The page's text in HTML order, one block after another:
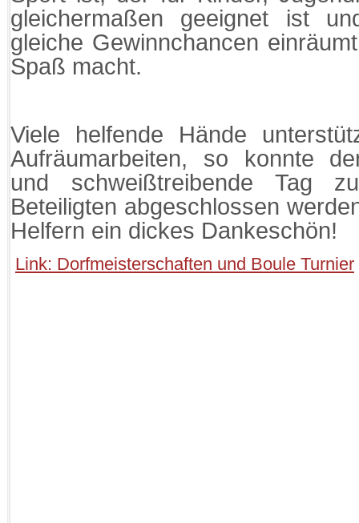
gleichermaßen geeignet ist
gleiche Gewinnchancen
Spaß macht.
Viele helfende Hände
Aufräumarbeiten, so konnte
und schweißtreibende Tag
Beteiligten abgeschlossen
Helfern ein dickes Dankeschön!
Link: Dorfmeisterschaften und Boule Turnier